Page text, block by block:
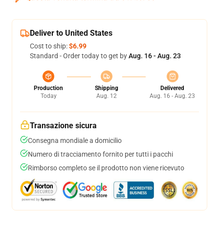
Deliver to United States
Cost to ship:$6.99
Standard - Order today to get byAug. 16 - Aug. 23
Production
Today
Shipping
Aug. 12
Delivered
Aug. 16 - Aug. 23
Transazione sicura
Consegna mondiale a domicilio
Numero di tracciamento fornito per tutti i pacchi
Rimborso completo se il prodotto non viene ricevuto